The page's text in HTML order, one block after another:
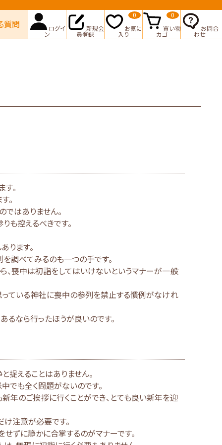
質問 ログイ
ン
新規会
員登録
お気に
入り
0
買い物
カゴ
0
お問合
わせ
。
。
はありません。
も控えるべきです。
ります。
調べてみるのも一つの手です。
、喪中は初詣をしてはいけないというマナーが一般
っている神社に喪中の参列を禁止する慣例がなけれ
なら行ったほうが良いのです。
捉えることはありません。
でも全く問題がないのです。
年のご挨拶に行くことができ、とても良い新年を迎
注意が必要です。
ずに静かに合掌するのがマナーです。